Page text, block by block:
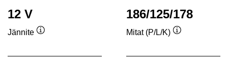
12 V
Jännite
186/125/178
Mitat (P/L/K)